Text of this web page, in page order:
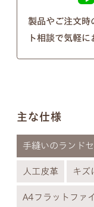
製品やご注文時
ト相談で気軽に
主な仕様
手縫いのランド
人工皮革 キズ
A4フラットファ
ませ。